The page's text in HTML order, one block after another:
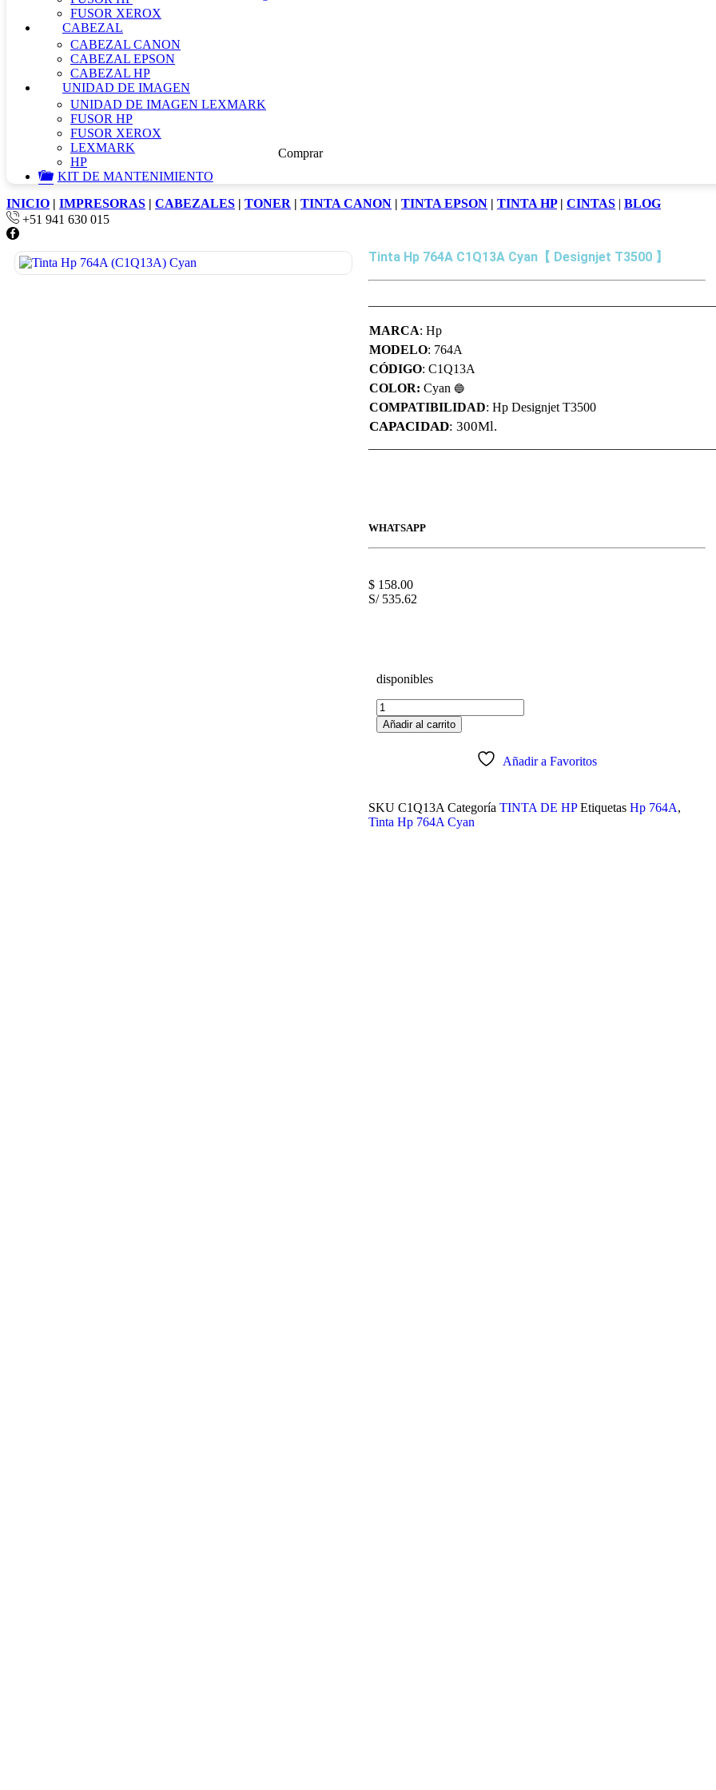
Comprar
FUSOR XEROX
CABEZAL
CABEZAL CANON
CABEZAL EPSON
CABEZAL HP
UNIDAD DE IMAGEN
UNIDAD DE IMAGEN LEXMARK
FUSOR HP
FUSOR XEROX
LEXMARK
HP
KIT DE MANTENIMIENTO
INICIO | IMPRESORAS | CABEZALES | TONER | TINTA CANON | TINTA EPSON | TINTA HP| CINTAS | BLOG
+51 941 630 015
Tinta Hp 764A C1Q13A Cyan【 Designjet T3500 】
MARCA: Hp
MODELO: 764A
CÓDIGO: C1Q13A
COLOR: Cyan 🔵
COMPATIBILIDAD: Hp Designjet T3500
CAPACIDAD: 300Ml.
WHATSAPP
$158.00
S/ 535.62
disponibles
Añadir al carrito
Añadir a Favoritos
SKU C1Q13A Categoría TINTA DE HP Etiquetas Hp 764A,
Tinta Hp 764A Cyan